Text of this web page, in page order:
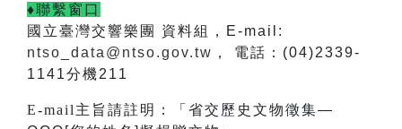
♦聯繫窗口
國立臺灣交響樂團 資料組，E-mail:
ntso_data@ntso.gov.tw ， 電話：(04)2339-
1141分機211
E-mail 主旨請註明：「省交歷史文物徵集—